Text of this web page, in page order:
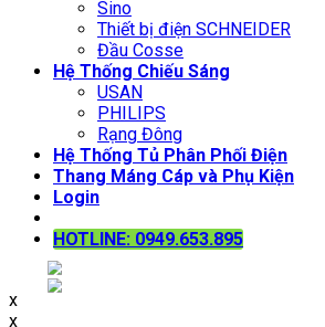
Sino
Thiết bị điện SCHNEIDER
Đầu Cosse
Hệ Thống Chiếu Sáng
USAN
PHILIPS
Rạng Đông
Hệ Thống Tủ Phân Phối Điện
Thang Máng Cáp và Phụ Kiện
Login
HOTLINE: 0949.653.895
x
x